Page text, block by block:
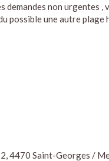
demandes non urgentes ,
possible une autre plage
4470 Saint-Georges /